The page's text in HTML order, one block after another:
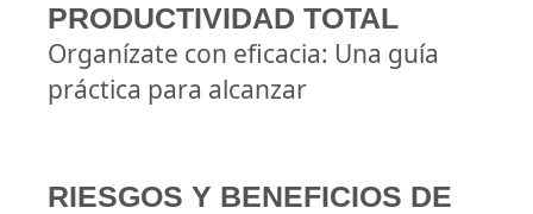
PRODUCTIVIDAD TOTAL
Organízate con eficacia: Una guía
práctica para alcanzar
RIESGOS Y BENEFICIOS DE